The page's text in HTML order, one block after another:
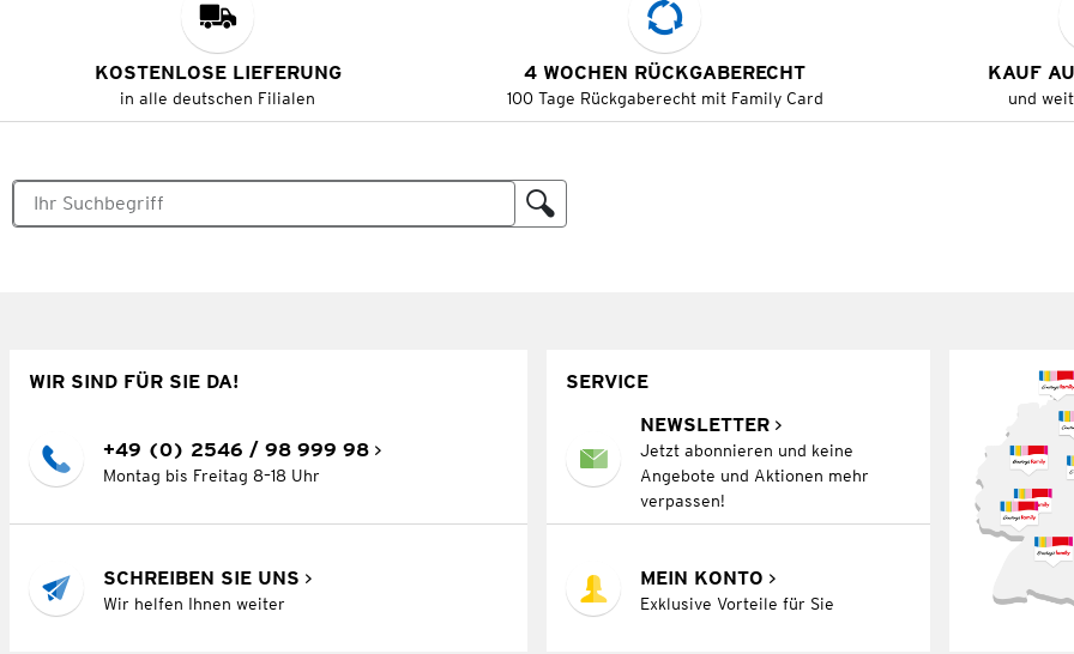
KOSTENLOSE LIEFERUNG
in alle deutschen Filialen
4 WOCHEN RÜCKGABERECHT
100 Tage Rückgaberecht mit Family Card
KAUF
und
WIR SIND FÜR SIE DA!
+49 (0) 2546 / 98 999 98
Montag bis Freitag 8–18 Uhr
SCHREIBEN SIE UNS
Wir helfen Ihnen weiter
SERVICE
NEWSLETTER
Jetzt abonnieren und keine
Angebote und Aktionen mehr
verpassen!
MEIN KONTO
Exklusive Vorteile für Sie